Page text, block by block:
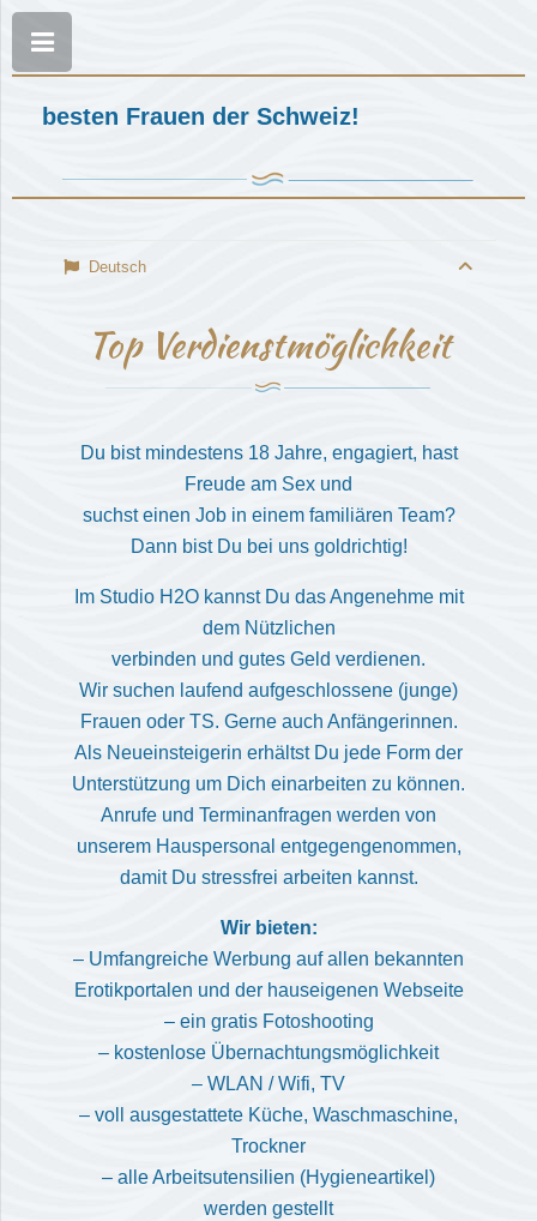
besten Frauen der Schweiz!
Deutsch
Top Verdienstmöglichkeit
Du bist mindestens 18 Jahre, engagiert, hast
Freude am Sex und
suchst einen Job in einem familiären Team?
Dann bist Du bei uns goldrichtig!
Im Studio H2O kannst Du das Angenehme mit
dem Nützlichen
verbinden und gutes Geld verdienen.
Wir suchen laufend aufgeschlossene (junge)
Frauen oder TS. Gerne auch Anfängerinnen.
Als Neueinsteigerin erhältst Du jede Form der
Unterstützung um Dich einarbeiten zu können.
Anrufe und Terminanfragen werden von
unserem Hauspersonal entgegengenommen,
damit Du stressfrei arbeiten kannst.
Wir bieten:
– Umfangreiche Werbung auf allen bekannten
Erotikportalen und der hauseigenen Webseite
– ein gratis Fotoshooting
– kostenlose Übernachtungsmöglichkeit
– WLAN / Wifi, TV
– voll ausgestattete Küche, Waschmaschine,
Trockner
– alle Arbeitsutensilien (Hygieneartikel)
werden gestellt